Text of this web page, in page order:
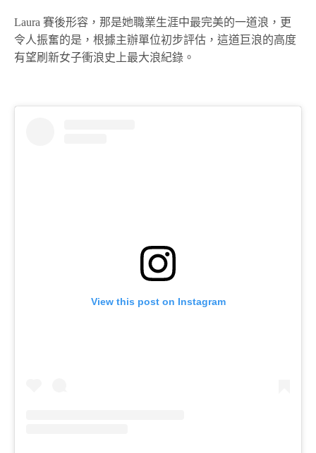
Laura 賽後形容，那是她職業生涯中最完美的一道浪，更
令人振奮的是，根據主辦單位初步評估，這道巨浪的高度
有望刷新女子衝浪史上最大浪紀錄。
View this post on Instagram